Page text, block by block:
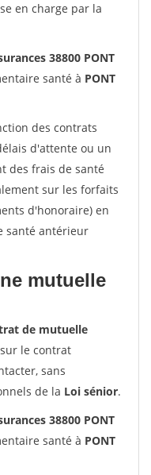
en charge par la
38800 PONT
santé à PONT
des contrats
d'attente ou un
des frais de santé
sur les forfaits
d'honoraire) en
santé antérieur
mutuelle
de mutuelle
le contrat
sans
de la Loi sénior.
38800 PONT
santé à PONT